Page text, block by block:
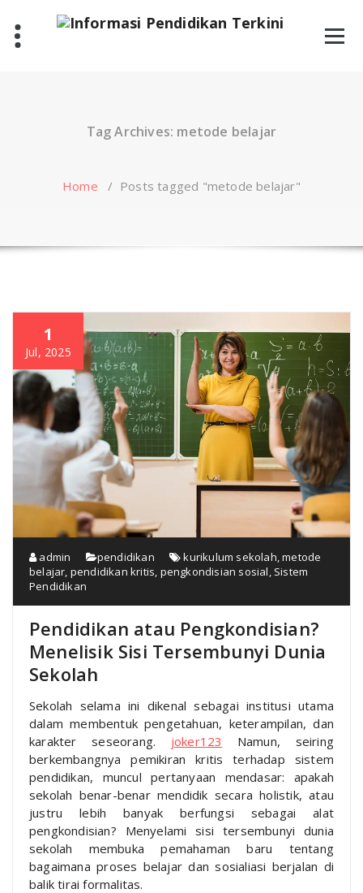
content
Tag Archives: metode belajar
Home / Posts tagged "metode belajar"
1
Jul, 2025
admin pendidikan kurikulum sekolah ,metode
belajar pendidikan kritis pengkondisian sosial Sistem
Pendidikan
Pendidikan atau Pengkondisian?
Menelisik Sisi Tersembunyi Dunia
Sekolah
Sekolah selama ini dikenal sebagai institusi utama
dalam membentuk pengetahuan, keterampilan, dan
karakter seseorang. joker123
Namun, seiring
berkembangnya pemikiran kritis terhadap sistem
pendidikan, muncul pertanyaan mendasar: apakah
sekolah benar-benar mendidik secara holistik, atau
justru lebih banyak berfungsi sebagai alat
pengkondisian? Menyelami sisi tersembunyi dunia
sekolah membuka pemahaman baru tentang
bagaimana proses belajar dan sosialiasi berjalan di
balik tirai formalitas.